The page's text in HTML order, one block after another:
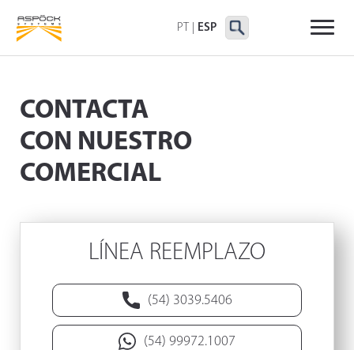
PT ESP
LATERALES
CONTACTA
CON NUESTRO
COMERCIAL
LÍNEA REEMPLAZO
(54) 3039.5406
(54) 99972.1007